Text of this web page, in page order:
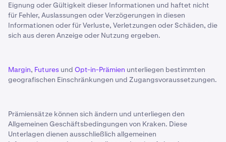
Eignung oder Gültigkeit dieser Informationen und haftet nicht
für Fehler, Auslassungen oder Verzögerungen in diesen
Informationen oder für Verluste, Verletzungen oder Schäden, die
sich aus deren Anzeige oder Nutzung ergeben.
Margin, Futures und Opt-in-Prämien unterliegen bestimmten
geografischen Einschränkungen und Zugangsvoraussetzungen.
Prämiensätze können sich ändern und unterliegen den
Allgemeinen Geschäftsbedingungen von Kraken. Diese
Unterlagen dienen ausschließlich allgemeinen